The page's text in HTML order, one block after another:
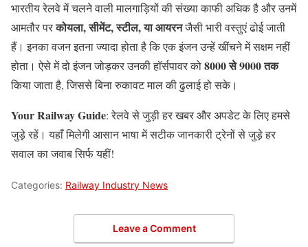
भारतीय रेलवे में चलने वाली मालगाड़ियों की संख्या काफी अधिक है और उनमें
आमतौर परकोयला, सीमेंट, स्टील, या आयरनजैसी भारी वस्तुएं ढोई जाती
हैं। इनका वजन इतना ज्यादा होता है कि एक इंजन उन्हें खींचने में सक्षम नहीं
होता। ऐसे में दो इंजन जोड़कर उनकी हॉर्सपावर को8000 से 9000 तक
किया जाता है, जिससे बिना रुकावट माल की ढुलाई हो सके।
Your Railway Guide: रेलवे से जुड़ी हर खबर और अपडेट के लिए हमसे
जुड़े रहें। यहाँ मिलेगी आसान भाषा में सटीक जानकारी ट्रेनों से जुड़े हर
सवाल का जवाब सिर्फ यहीं!
Categories: Railway Industry News
Leave a Comment